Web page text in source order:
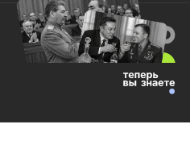
права защищены.